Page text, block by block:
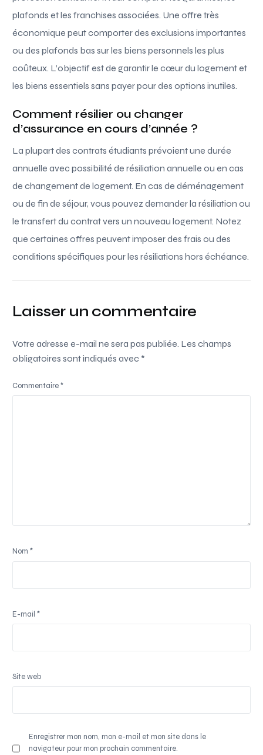
plafonds et les franchises associées. Une offre très
économique peut comporter des exclusions importantes
ou des plafonds bas sur les biens personnels les plus
coûteux. L’objectif est de garantir le cœur du logement et
les biens essentiels sans payer pour des options inutiles.
Comment résilier ou changer
d’assurance en cours d’année ?
La plupart des contrats étudiants prévoient une durée
annuelle avec possibilité de résiliation annuelle ou en cas
de changement de logement. En cas de déménagement
ou de fin de séjour, vous pouvez demander la résiliation ou
le transfert du contrat vers un nouveau logement. Notez
que certaines offres peuvent imposer des frais ou des
conditions spécifiques pour les résiliations hors échéance.
Laisser un commentaire
Votre adresse e-mail ne sera pas publiée. Les champs
obligatoires sont indiqués avec *
Commentaire*
Nom*
E-mail*
Site web
Enregistrer mon nom, mon e-mail et mon site dans le
navigateur pour mon prochain commentaire.